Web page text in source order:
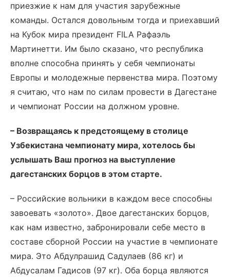
приезжие к нам для участия зарубежные
команды. Остался довольным тогда и приехавший
на Кубок мира президент FILA Рафаэль
Мартинетти. Им было сказано, что республика
вполне способна принять у себя чемпионаты
Европы и молодежные первенства мира. Поэтому
я считаю, что нам по силам провести в Дагестане
и чемпионат России на должном уровне.
– Возвращаясь к предстоящему в столице
Узбекистана чемпионату мира, хотелось бы
услышать Ваш прогноз на выступление
дагестанских борцов в этом старте.
– Российские вольники в каждом весе способны
завоевать «золото». Двое дагестанских борцов,
как нам известно, забронировали себе место в
составе сборной России на участие в чемпионате
мира. Это Абдулрашид Садулаев (86 кг) и
Абдусалам Гадисов (97 кг). Оба борца являются